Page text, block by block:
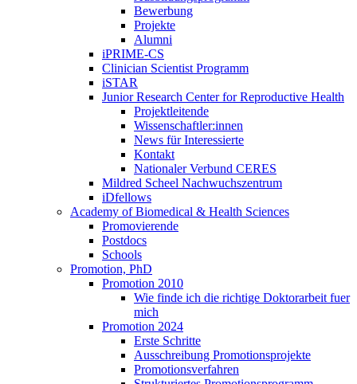
Bewerbung
Projekte
Alumni
iPRIME-CS
Clinician Scientist Programm
iSTAR
Junior Research Center for Reproductive Health
Projektleitende
Wissenschaftler:innen
News für Interessierte
Kontakt
Nationaler Verbund CERES
Mildred Scheel Nachwuchszentrum
iDfellows
Academy of Biomedical & Health Sciences
Promovierende
Postdocs
Schools
Promotion, PhD
Promotion 2010
Wie finde ich die richtige Doktorarbeit fuer
mich
Promotion 2024
Erste Schritte
Ausschreibung Promotionsprojekte
Promotionsverfahren